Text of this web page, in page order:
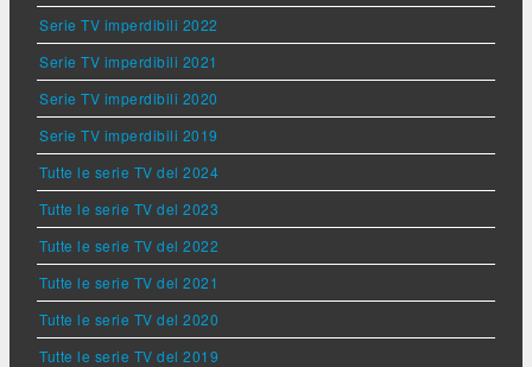
Serie TV imperdibili 2022
Serie TV imperdibili 2021
Serie TV imperdibili 2020
Serie TV imperdibili 2019
Tutte le serie TV del 2024
Tutte le serie TV del 2023
Tutte le serie TV del 2022
Tutte le serie TV del 2021
Tutte le serie TV del 2020
Tutte le serie TV del 2019